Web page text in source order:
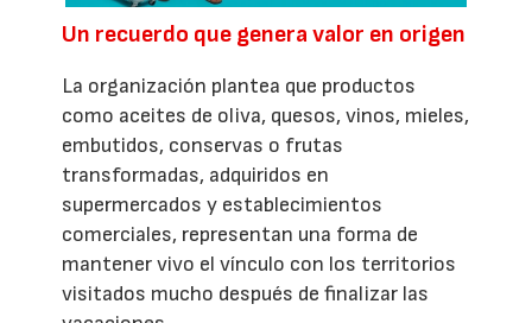
Un recuerdo que genera valor en origen
La organización plantea que productos
como aceites de oliva, quesos, vinos, mieles,
embutidos, conservas o frutas
transformadas, adquiridos en
supermercados y establecimientos
comerciales, representan una forma de
mantener vivo el vínculo con los territorios
visitados mucho después de finalizar las